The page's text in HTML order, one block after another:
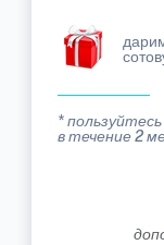
*
в течение 2